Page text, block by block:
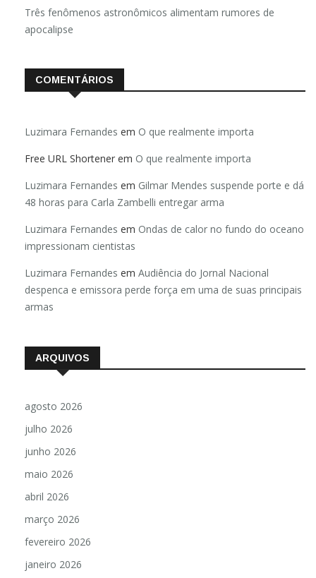
Três fenômenos astronômicos alimentam rumores de
apocalipse
COMENTÁRIOS
Luzimara Fernandes em O que realmente importa
Free URL Shortener em O que realmente importa
Luzimara Fernandes em Gilmar Mendes suspende porte e dá
48 horas para Carla Zambelli entregar arma
Luzimara Fernandes em Ondas de calor no fundo do oceano
impressionam cientistas
Luzimara Fernandes em Audiência do Jornal Nacional
despenca e emissora perde força em uma de suas principais
armas
ARQUIVOS
agosto 2026
julho 2026
junho 2026
maio 2026
abril 2026
março 2026
fevereiro 2026
janeiro 2026